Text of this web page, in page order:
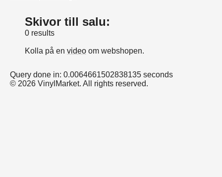
Skivor till salu:
0 results
Kolla på en video om webshopen.
Query done in: 0.0064661502838135 seconds
© 2026 VinylMarket. All rights reserved.